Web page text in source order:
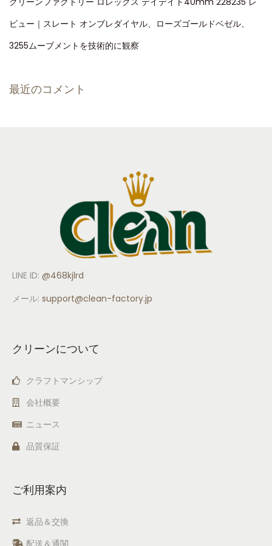
ビュー｜スレート オンブレダイヤル、ローズゴールドベゼル、
3255ムーブメントを技術的に観察
最近のコメント
LINE ID: @468kjlrd
メール: support@clean-factory.jp
クリーンについて
クラフトマンシップ
会社概要
ニュース
品質保証
ご利用案内
返品＆交換